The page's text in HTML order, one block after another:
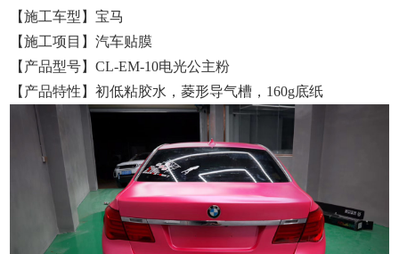
【施工车型】宝马
【施工项目】汽车贴膜
【产品型号】CL-EM-10电光公主粉
【产品特性】初低粘胶水，菱形导气槽，160g底纸